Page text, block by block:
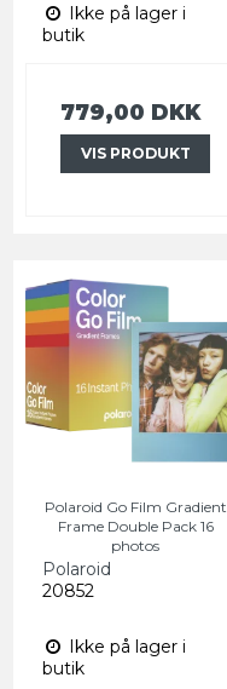
Ikke på lager i
butik
779,00 DKK
VIS PRODUKT
Polaroid Go Film Gradient
Frame Double Pack 16
photos
Polaroid
20852
Ikke på lager i
butik